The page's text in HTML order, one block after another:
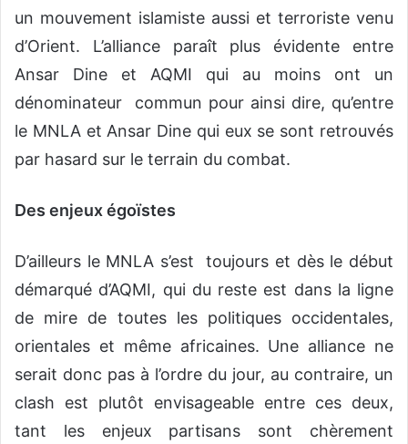
un mouvement islamiste aussi et terroriste venu
d’Orient. L’alliance paraît plus évidente entre
Ansar Dine et AQMI qui au moins ont un
dénominateur commun pour ainsi dire, qu’entre
le MNLA et Ansar Dine qui eux se sont retrouvés
par hasard sur le terrain du combat.
Des enjeux égoïstes
D’ailleurs le MNLA s’est toujours et dès le début
démarqué d’AQMI, qui du reste est dans la ligne
de mire de toutes les politiques occidentales,
orientales et même africaines. Une alliance ne
serait donc pas à l’ordre du jour, au contraire, un
clash est plutôt envisageable entre ces deux,
tant les enjeux partisans sont chèrement